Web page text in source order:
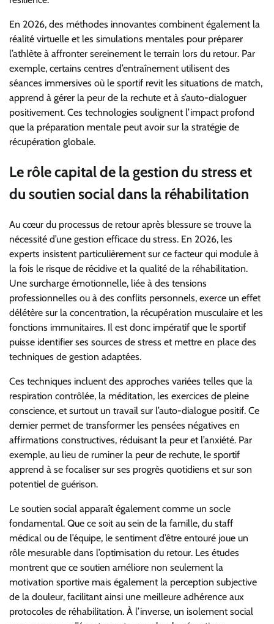
En 2026, des méthodes innovantes combinent également la
réalité virtuelle et les simulations mentales pour préparer
l’athlète à affronter sereinement le terrain lors du retour. Par
exemple, certains centres d’entraînement utilisent des
séances immersives où le sportif revit les situations de match,
apprend à gérer la peur de la rechute et à s’auto-dialoguer
positivement. Ces technologies soulignent l’impact profond
que la préparation mentale peut avoir sur la stratégie de
récupération globale.
Le rôle capital de la gestion du stress et
du soutien social dans la réhabilitation
Au cœur du processus de retour après blessure se trouve la
nécessité d’une gestion efficace du stress. En 2026, les
experts insistent particulièrement sur ce facteur qui module à
la fois le risque de récidive et la qualité de la réhabilitation.
Une surcharge émotionnelle, liée à des tensions
professionnelles ou à des conflits personnels, exerce un effet
délétère sur la concentration, la récupération musculaire et les
fonctions immunitaires. Il est donc impératif que le sportif
puisse identifier ses sources de stress et mettre en place des
techniques de gestion adaptées.
Ces techniques incluent des approches variées telles que la
respiration contrôlée, la méditation, les exercices de pleine
conscience, et surtout un travail sur l’auto-dialogue positif. Ce
dernier permet de transformer les pensées négatives en
affirmations constructives, réduisant la peur et l’anxiété. Par
exemple, au lieu de ruminer la peur de rechute, le sportif
apprend à se focaliser sur ses progrès quotidiens et sur son
potentiel de guérison.
Le soutien social apparaît également comme un socle
fondamental. Que ce soit au sein de la famille, du staff
médical ou de l’équipe, le sentiment d’être entouré joue un
rôle mesurable dans l’optimisation du retour. Les études
montrent que ce soutien améliore non seulement la
motivation sportive mais également la perception subjective
de la douleur, facilitant ainsi une meilleure adhérence aux
protocoles de réhabilitation. À l’inverse, un isolement social